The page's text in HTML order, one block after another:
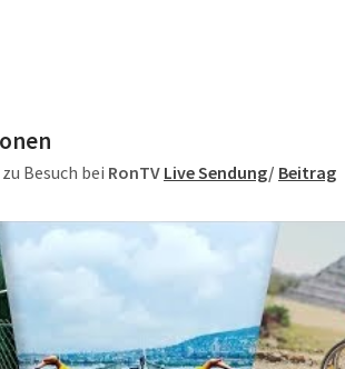
Besuch bei RonTV Live Sendung/ Beitrag